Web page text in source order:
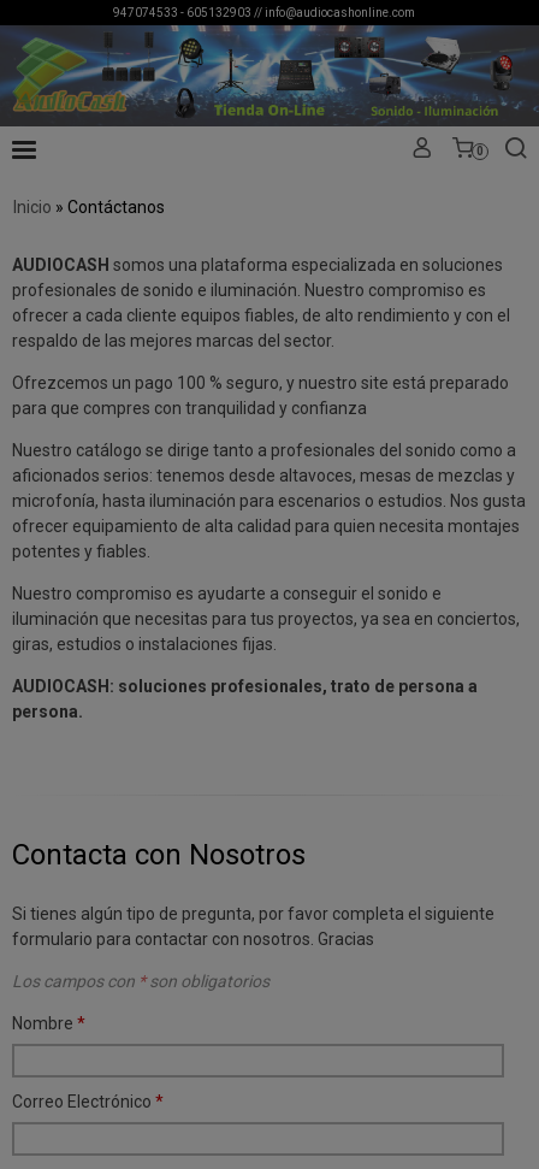
947074533 - 605132903 // info@audiocashonline.com
0
Inicio » Contáctanos
AUDIOCASH somos una plataforma especializada en soluciones
profesionales de sonido e iluminación. Nuestro compromiso es
ofrecer a cada cliente equipos fiables, de alto rendimiento y con el
respaldo de las mejores marcas del sector.
Ofrezcemos un pago 100 % seguro, y nuestro site está preparado
para que compres con tranquilidad y confianza
Nuestro catálogo se dirige tanto a profesionales del sonido como a
aficionados serios: tenemos desde altavoces, mesas de mezclas y
microfonía, hasta iluminación para escenarios o estudios. Nos gusta
ofrecer equipamiento de alta calidad para quien necesita montajes
potentes y fiables.
Nuestro compromiso es ayudarte a conseguir el sonido e
iluminación que necesitas para tus proyectos, ya sea en conciertos,
giras, estudios o instalaciones fijas.
AUDIOCASH: soluciones profesionales, trato de persona a
persona.
Contacta con Nosotros
Si tienes algún tipo de pregunta, por favor completa el siguiente
formulario para contactar con nosotros. Gracias
Los campos con *son obligatorios
Nombre *
Correo Electrónico *